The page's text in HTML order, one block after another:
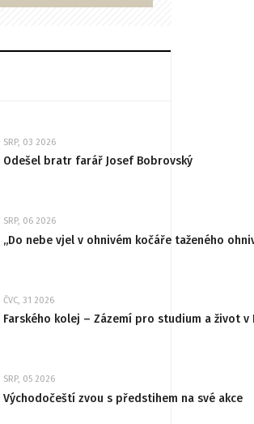
SRP, 03 2026
Odešel bratr farář Josef Bobrovský
SRP, 06 2026
„Do nebe vjel v ohnivém kočáře taženého
ČVC, 31 2026
Farského kolej – Zázemí pro studium a život v
SRP, 05 2026
Východočeští zvou s předstihem na své akce